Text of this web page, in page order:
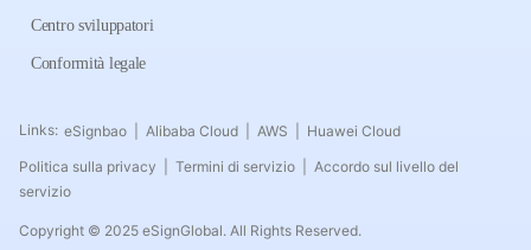
Centro sviluppatori
Conformità legale
Links: eSignbao Alibaba Cloud AWS
Huawei Cloud
Politica sulla privacy
Termini di servizio
Accordo sul livello del
servizio
Copyright © 2025 eSignGlobal. All Rights Reserved.